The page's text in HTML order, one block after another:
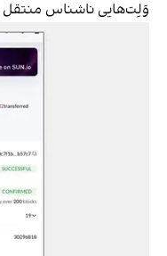
وَلِت‌هایی ناشناس